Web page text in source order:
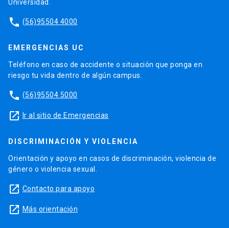
Universidad.
phone (56)95504 4000
EMERGENCIAS UC
Teléfono en caso de accidente o situación que ponga en
riesgo tu vida dentro de algún campus.
phone (56)95504 5000
launch Ir al sitio de Emergencias
DISCRIMINACIÓN Y VIOLENCIA
Orientación y apoyo en casos de discriminación, violencia de
género o violencia sexual.
launch Contacto para apoyo
launch Más orientación